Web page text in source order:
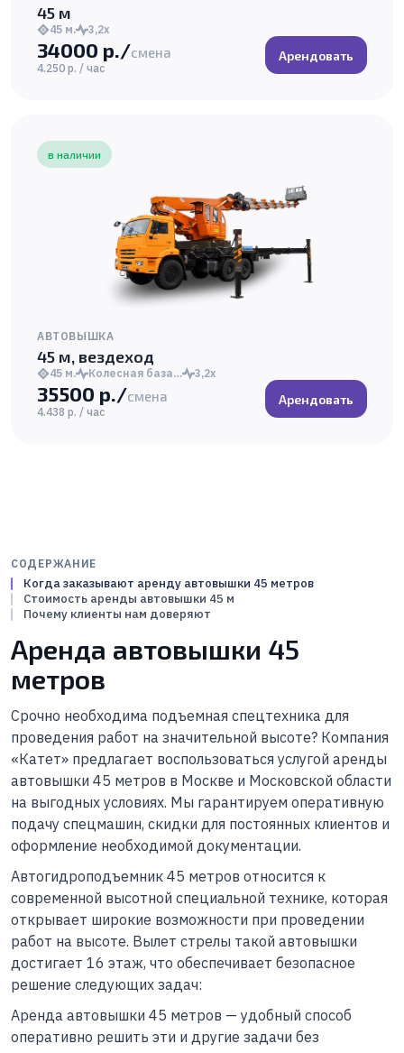
45 м
45 м. 3,2х
34000 р./смена
4.250 р. / час
Арендовать
в наличии
АВТОВЫШКА
45 м, вездеход
45 м. Колесная база… 3,2х
35500 р./смена
4.438 р. / час
Арендовать
СОДЕРЖАНИЕ
Когда заказывают аренду автовышки 45 метров
Стоимость аренды автовышки 45 м
Почему клиенты нам доверяют
Аренда автовышки 45
метров
Срочно необходима подъемная спецтехника для
проведения работ на значительной высоте? Компания
«Катет» предлагает воспользоваться услугой аренды
автовышки 45 метров в Москве и Московской области
на выгодных условиях. Мы гарантируем оперативную
подачу спецмашин, скидки для постоянных клиентов и
оформление необходимой документации.
Автогидроподъемник 45 метров относится к
современной высотной специальной технике, которая
открывает широкие возможности при проведении
работ на высоте. Вылет стрелы такой автовышки
достигает 16 этаж, что обеспечивает безопасное
решение следующих задач:
Аренда автовышки 45 метров — удобный способ
оперативно решить эти и другие задачи без